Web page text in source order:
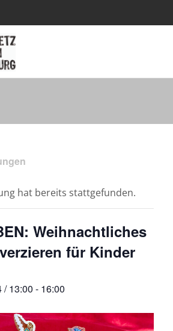
hat bereits stattgefunden.
Weihnachtliches
für Kinder
/ 13:00 - 16:00